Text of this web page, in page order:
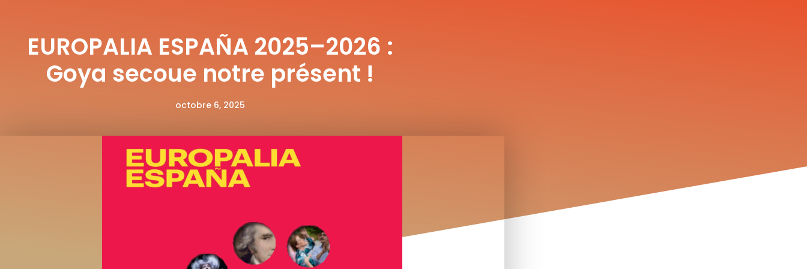
EUROPALIA ESPAÑA 2025–2026 :
Goya secoue notre présent !
octobre 6, 2025